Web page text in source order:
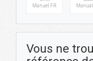
Manuel FR Manual
Vous ne